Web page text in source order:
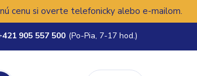
cenu si overte telefonicky alebo e-mailom.
905 557 500 (Po-Pia, 7-17 hod.)